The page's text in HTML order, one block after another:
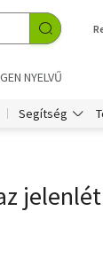
NYELVŰ
Segítség